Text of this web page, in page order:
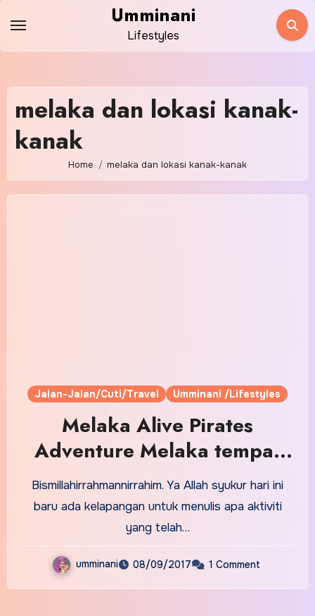
content
Umminani
Lifestyles
melaka dan lokasi kanak-
kanak
Home melaka dan lokasi kanak-kanak
Jalan-Jalan/Cuti/Travel Umminani /Lifestyles
Melaka Alive Pirates
Adventure Melaka tempat
anak mainkan imaginasi
Bismillahirrahmannirrahim. Ya Allah syukur hari ini
baru ada kelapangan untuk menulis apa aktiviti
yang telah…
umminani 08/09/2017 1 Comment